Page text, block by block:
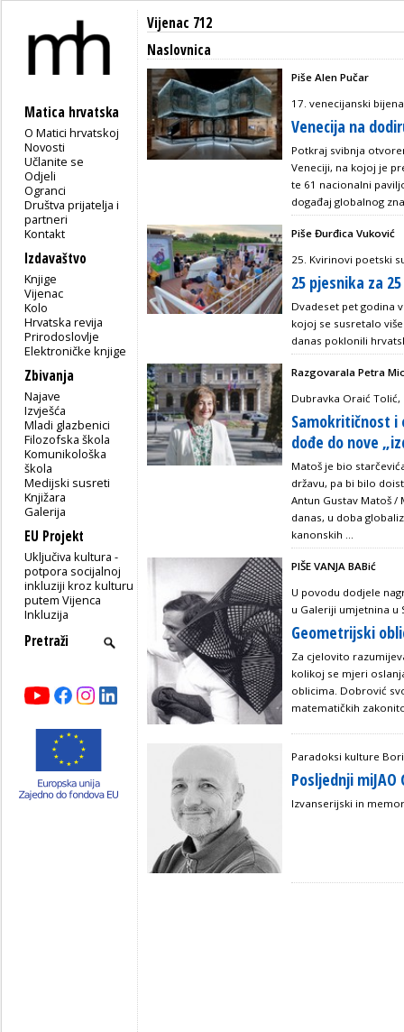
Matica hrvatska
O Matici hrvatskoj
Novosti
Učlanite se
Odjeli
Ogranci
Društva prijatelja i
partneri
Kontakt
Izdavaštvo
Knjige
Vijenac
Kolo
Hrvatska revija
Prirodoslovlje
Elektroničke knjige
Zbivanja
Najave
Izvješća
Mladi glazbenici
Filozofska škola
Komunikološka
škola
Medijski susreti
Knjižara
Galerija
EU Projekt
Uključiva kultura -
potpora socijalnoj
inkluziji kroz kulturu
putem Vijenca
Inkluzija
Vijenac 712
Naslovnica
Piše Alen Pučar
17. venecijanski
Venecija na
Potkraj svibnja
Veneciji, na kojoj je
te 61 nacionalni
događaj globalnog
Piše Đurđica Vuković
25. Kvirinovi poetski
25 pjesnika za
Dvadeset pet godina
kojoj se susretalo
danas poklonili
Razgovarala Petra
Dubravka Oraić
Samokritičnost i
dođe do nove
Matoš je bio
državu, pa bi bilo
Antun Gustav Matoš
danas, u doba
kanonskih ...
PIŠE VANJA BABić
U povodu dodjele
u Galeriji umjetnina u
Geometrijski
Za cjelovito
kolikoj se mjeri
oblicima. Dobrović
matematičkih
Paradoksi kulture
Posljednji miJAO
Izvanserijski in